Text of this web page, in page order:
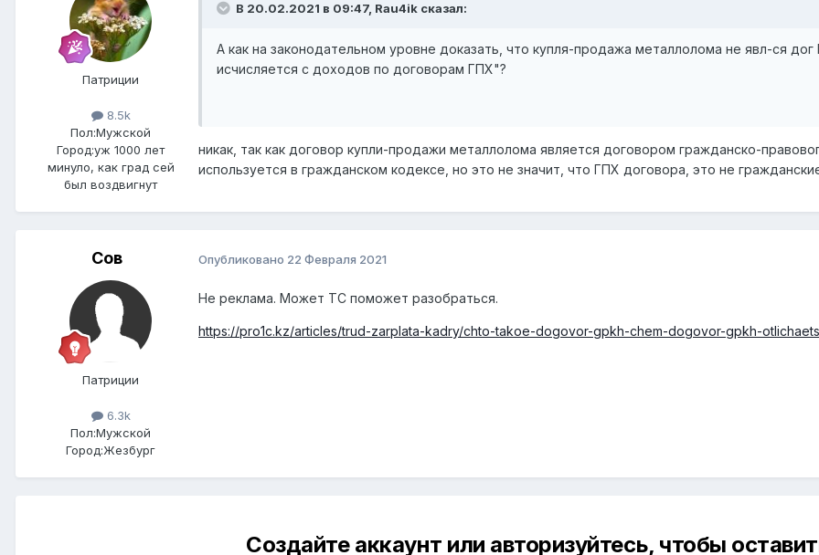
Патриции
8.5k
Пол:Мужской
Город:уж 1000 лет
минуло, как град сей
был воздвигнут
В 20.02.2021 в 09:47, Rau4ik сказал:
А как на законодательном уровне доказать, что купля-продажа металлолома не явл-ся
исчисляется с доходов по договорам ГПХ"?
никак, так как договор купли-продажи металлолома является договором гражданско-
используется в гражданском кодексе, но это не значит, что ГПХ договора, это не
Сов
Патриции
6.3k
Пол:Мужской
Город:Жезбург
Опубликовано 22 Февраля 2021
Не реклама. Может ТС поможет разобраться.
https://pro1c.kz/articles/trud-zarplata-kadry/chto-takoe-dogovor-gpkh-chem-dogovor-gpkh-
Создайте аккаунт или авторизуйтесь, чтобы